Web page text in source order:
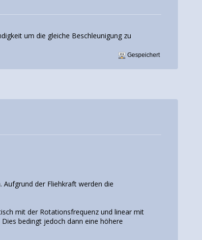
um die gleiche Beschleunigung zu
Gespeichert
der Fliehkraft werden die
mit der Rotationsfrequenz und linear mit
bedingt jedoch dann eine höhere